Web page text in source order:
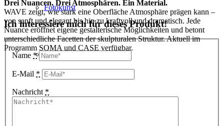
Fotokunst
3D Visualisierungen
Geschenkgutscheine
Drei Nuancen. Drei Atmosphären. Ein Material.
WAVE zeigt, wie stark eine Oberfläche Atmosphäre prägen kann –
von sanft und elegant bis hin zu kraftvoll und dramatisch. Jede
Nuance eröffnet eigene gestalterische Möglichkeiten und betont
unterschiedliche Facetten der skulpturalen Struktur. Aktuell im
Programm SOMA und CASE verfügbar.
Ich interessiere mich für dieses Produkt!
Name *
E-Mail *
Nachricht *